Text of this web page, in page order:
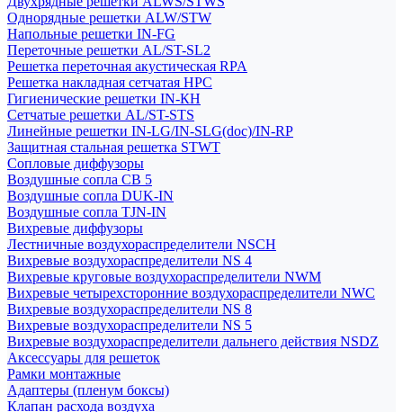
Однорядные решетки ALW/STW
Напольные решетки IN-FG
Переточные решетки AL/ST-SL2
Решетка переточная акустическая RPA
Решетка накладная сетчатая НРС
Гигиенические решетки IN-КН
Сетчатые решетки AL/ST-STS
Линейные решетки IN-LG/IN-SLG(doc)/IN-RP
Защитная стальная решетка STWT
Сопловые диффузоры
Воздушные сопла СВ 5
Воздушные сопла DUK-IN
Воздушные сопла TJN-IN
Вихревые диффузоры
Лестничные воздухораспределители NSCH
Вихревые воздухораспределители NS 4
Вихревые круговые воздухораспределители NWM
Вихревые четырехсторонние воздухораспределители NWC
Вихревые воздухораспределители NS 8
Вихревые воздухораспределители NS 5
Вихревые воздухораспределители дальнего действия NSDZ
Аксессуары для решеток
Рамки монтажные
Адаптеры (пленум боксы)
Клапан расхода воздуха